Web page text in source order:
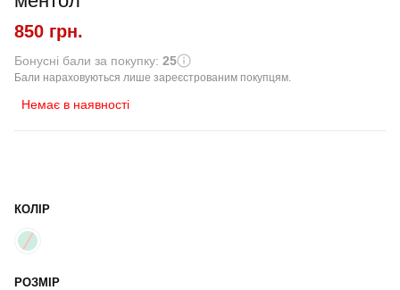
850 грн.
Бонусні бали за покупку: 25
Бали нараховуються лише зареєстрованим покупцям.
Немає в наявності
КОЛІР
РОЗМІР